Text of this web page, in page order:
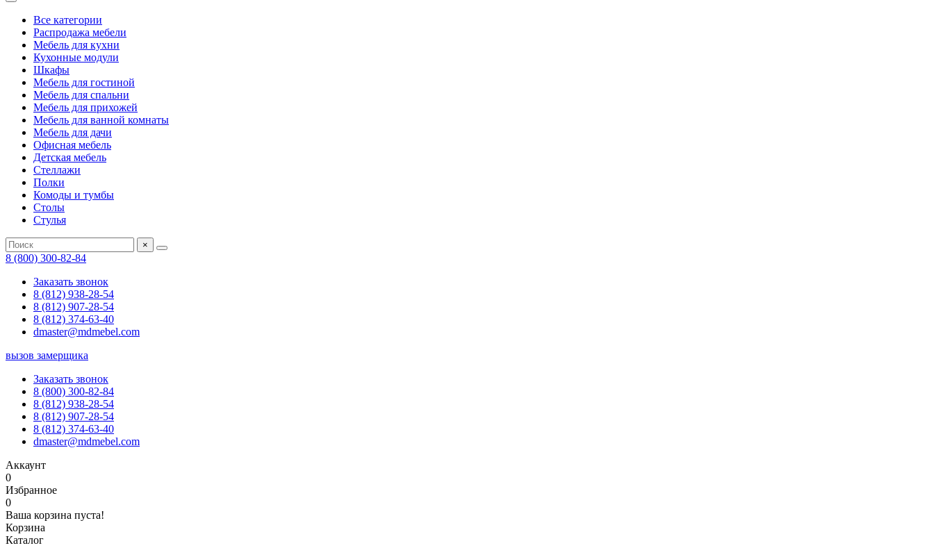
Все категории
Распродажа мебели
Мебель для кухни
Кухонные модули
Шкафы
Мебель для гостиной
Мебель для спальни
Мебель для прихожей
Мебель для ванной комнаты
Мебель для дачи
Офисная мебель
Детская мебель
Стеллажи
Полки
Комоды и тумбы
Столы
Стулья
×
8 (800) 300-82-84
Заказать звонок
8 (812) 938-28-54
8 (812) 907-28-54
8 (812) 374-63-40
dmaster@mdmebel.com
вызов замерщика
Заказать звонок
8 (800) 300-82-84
8 (812) 938-28-54
8 (812) 907-28-54
8 (812) 374-63-40
dmaster@mdmebel.com
Аккаунт
0
Избранное
0
Ваша корзина пуста!
Корзина
Каталог